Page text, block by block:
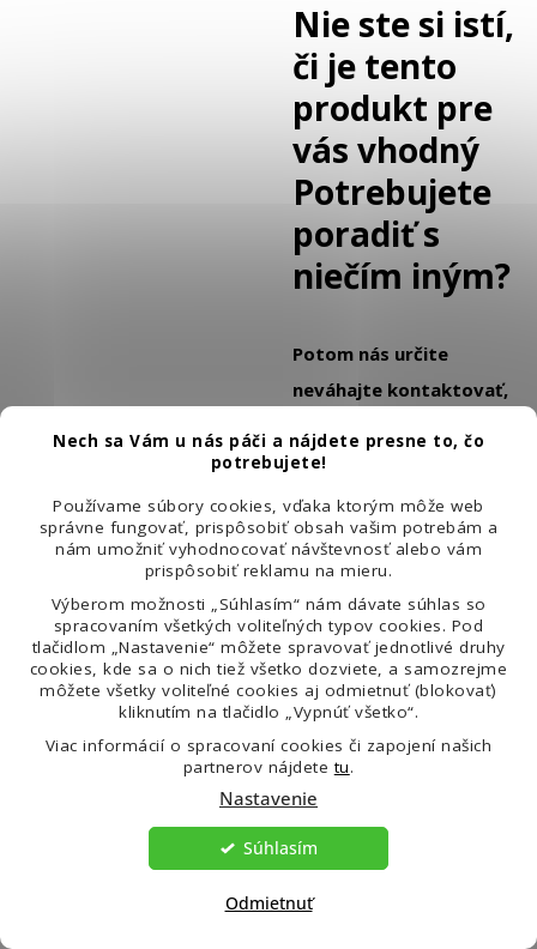
Nech sa Vám u nás páči a nájdete presne to, čo
potrebujete!
Používame súbory cookies, vďaka ktorým môže web
správne fungovať, prispôsobiť obsah vašim potrebám a
nám umožniť vyhodnocovať návštevnosť alebo vám
prispôsobiť reklamu na mieru.
Výberom možnosti „Súhlasím“ nám dávate súhlas so
spracovaním všetkých voliteľných typov cookies. Pod
tlačidlom „Nastavenie“ môžete spravovať jednotlivé druhy
cookies, kde sa o nich tiež všetko dozviete, a samozrejme
môžete všetky voliteľné cookies aj odmietnuť (blokovať)
kliknutím na tlačidlo „Vypnúť všetko“.
Viac informácií o spracovaní cookies či zapojení našich
partnerov nájdetetu.
Nastavenie
Odmietnuť
Súhlasím
Nie ste si istí,
či je tento
produkt pre
vás vhodný
Potrebujete
poradiť s
niečím iným?
Potom nás určite
neváhajte kontaktovať,
a radi vám poradíme!
Môžete nás kontaktovať
buď telefonicky, e-mailom
alebo na sociálnych
sieťach.
+420 770 118 595
Naša infolinka je v
prevádzke od pondelka do
piatka od 8:00 do 16:00
hodín.